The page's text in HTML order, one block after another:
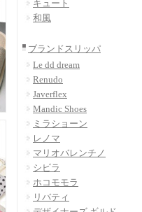
キュート
和風
ブランドスリッパ
Le dd dream
Renudo
Javerflex
Mandic Shoes
ミラショーン
レノマ
マリオバレンチノ
シビラ
ホコモモラ
リバティ